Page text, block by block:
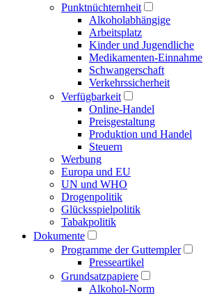
Punktnüchternheit
Alkoholabhängige
Arbeitsplatz
Kinder und Jugendliche
Medikamenten-Einnahme
Schwangerschaft
Verkehrssicherheit
Verfügbarkeit
Online-Handel
Preisgestaltung
Produktion und Handel
Steuern
Werbung
Europa und EU
UN und WHO
Drogenpolitik
Glücksspielpolitik
Tabakpolitik
Dokumente
Programme der Guttempler
Presse­artikel
Grundsatzpapiere
Alkohol-Norm